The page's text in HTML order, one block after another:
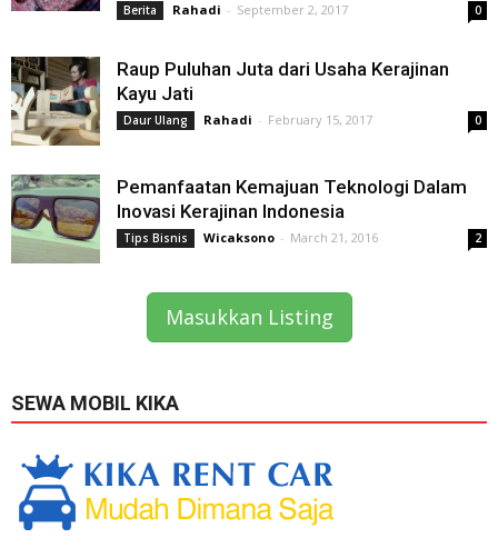
Berita Rahadi - September 2, 2017 0
Raup Puluhan Juta dari Usaha Kerajinan
Kayu Jati
Daur Ulang Rahadi - February 15, 2017 0
Pemanfaatan Kemajuan Teknologi Dalam
Inovasi Kerajinan Indonesia
Tips Bisnis Wicaksono - March 21, 2016 2
Masukkan Listing
SEWA MOBIL KIKA